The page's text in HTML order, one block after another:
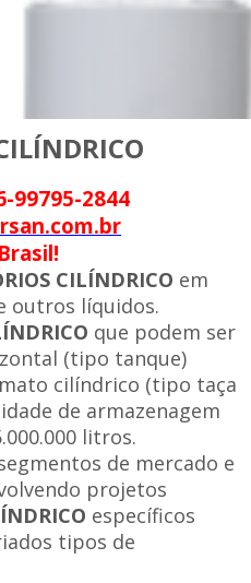
99795-2844
CILÍNDRICO em
outros líquidos.
que podem ser
(tipo tanque)
cilíndrico (tipo taça
de armazenagem
litros.
de mercado e
projetos
específicos
tipos de